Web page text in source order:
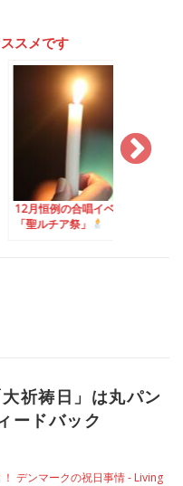
スメです
ント
廃れつつある11月の
日：鴨を食べる日
祈祷日」は丸パン
ードバック
デンマークの祝日事情 - Living